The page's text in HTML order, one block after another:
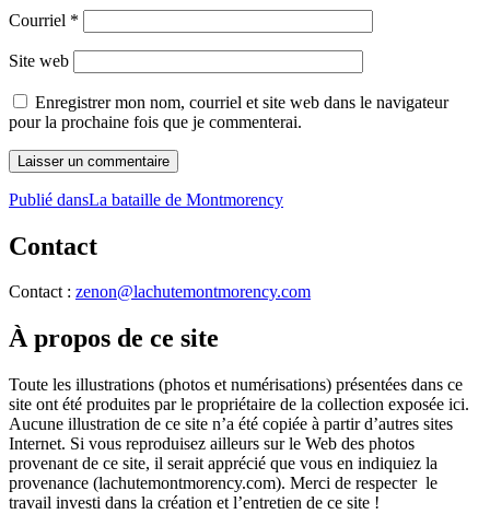
Courriel *
Site web
Enregistrer mon nom, courriel et site web dans le navigateur
pour la prochaine fois que je commenterai.
Navigation
de
l'article
Publié dansLa bataille de Montmorency
Contact
Contact : zenon@lachutemontmorency.com
À propos de ce site
Toute les illustrations (photos et numérisations) présentées dans ce
site ont été produites par le propriétaire de la collection exposée ici.
Aucune illustration de ce site n’a été copiée à partir d’autres sites
Internet. Si vous reproduisez ailleurs sur le Web des photos
provenant de ce site, il serait apprécié que vous en indiquiez la
provenance (lachutemontmorency.com). Merci de respecter le
travail investi dans la création et l’entretien de ce site !